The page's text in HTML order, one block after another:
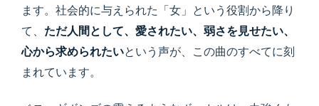
ます。社会的に与えられた「女」という役割から降り
て、 ただ人間として、愛されたい、弱さを見せたい、
心から求められたいという声が、この曲のすべてに刻
まれています。